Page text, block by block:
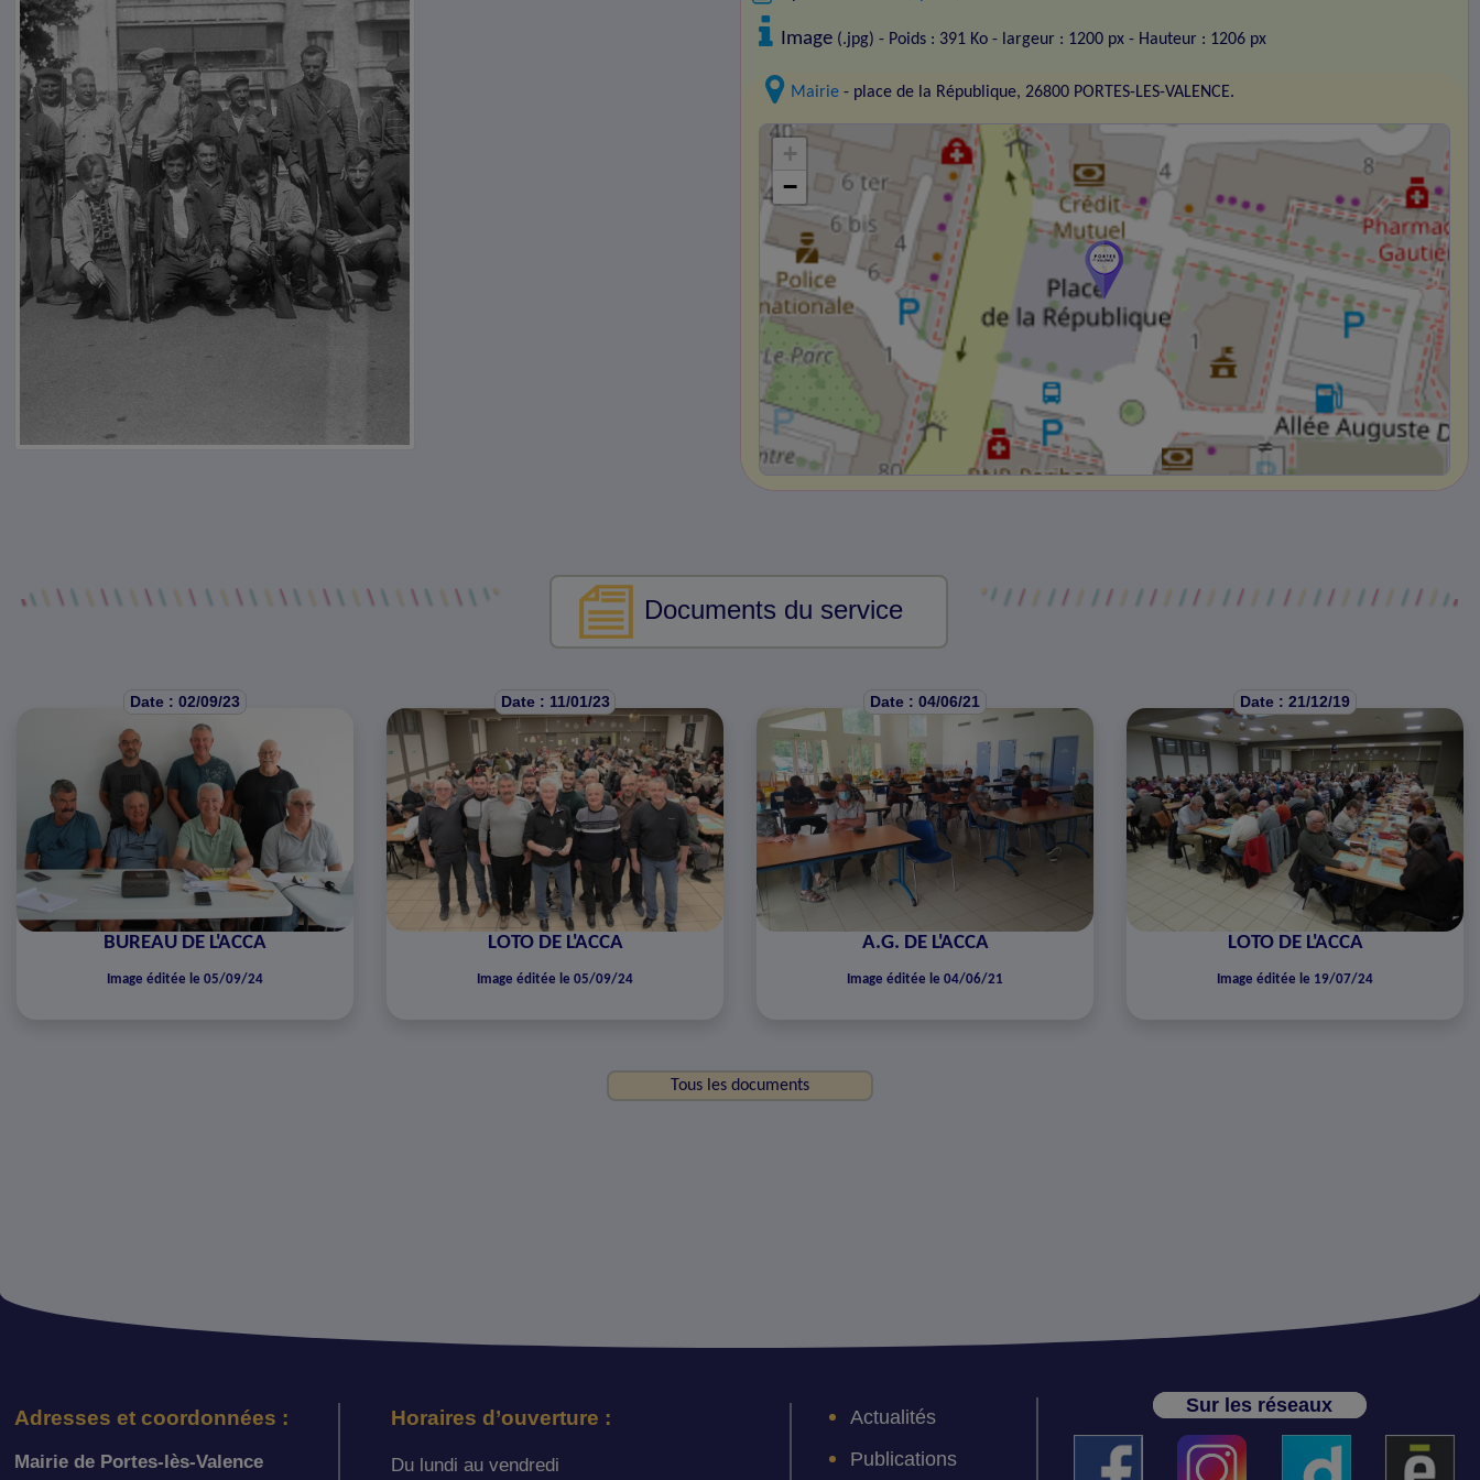
Image (.jpg) - Poids : 391 Ko - largeur : 1200 px - Hauteur : 1206 px
Mairie - place de la République, 26800 PORTES-LES-VALENCE.
+
−
Documents du service
Date : 02/09/23
BUREAU DE L'ACCA
Image éditée le 05/09/24
Date : 11/01/23
LOTO DE L'ACCA
Image éditée le 05/09/24
Date : 04/06/21
A.G. DE L'ACCA
Image éditée le 04/06/21
Date : 21/12/19
LOTO DE L'ACCA
Image éditée le 19/07/24
Tous les documents
Adresses et coordonnées :
Mairie de Portes-lès-Valence
Horaires d’ouverture :
Du lundi au vendredi
Actualités
Publications
Sur les réseaux